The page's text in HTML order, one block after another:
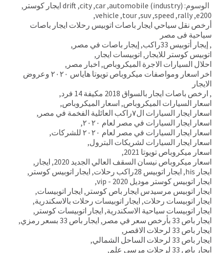
الوسوم: automobile (industry)
,
car
,
city
,drift ايجار كوستر
,
e200
,
rally
,
speed
,
suv
,
tour
,
vehicle
,
أرخص نقل سياحي ايجار باصات اتوبيس رحلات ايجار باصات
سياحية فى مصر
, إيجار أتوبيس 33راكب , إيجار باصات في مصر ,
اتوبيس كوستر للايجار , اتوبيسات ايجار ,
احلال السيارات الاجرة الميكروباص, اخبار مصر ,
اخر اسعار ومواصفات ميكروباص تويوتا هاياس ٢٠٢٠ وعروض
الايجار
, ارخص باصات ايجار بالسواق 2018 مكيفة 14 فرد
,
اسعار السيارات الميكروباص, اسعار الميكروباص,
اسعار ايجار السيارات ال٧راكب العائلية الفخمة في مصر
,
اسعار ايجار السيارات في مصر لعام ٢٠٢٠
,
اسعار ايجار السيارات في مصر لعام ٢٠٢٠ للشركات
,
اسعار ايجار السيارات لشريكات البترول,
اسعار ميكروباص تويوتا 2021
,
اسعار ميكروباص نيسان السقف العالي الجديد 2020
, ايجار ,
ايجار his
, ايجار اتوبيس 28راكب رحلات , ايجار اتوبيس كوستر ,
ايجار اتوبيس كوستر موديل 2020 - vip
,
ايجار اتوبيس مرسيدس ايجار باص كوستر , ايجار اتوبيسات,
ايجار اتوبيسات رحلات, ايجار اتوبيسات رحلات بالاسكندرية,
ايجار اتوبيسات سياحية الاسكندرية, ايجار اتوبيسات كوستر ,
ايجار باص 33 بأرخص سعر في مصر
, ايجار باص 33 بسعر رمزي
,
ايجار باص 33 لرحلات الاقصر
,
ايجار باص 33 لرحلات الساحل الشمالي
,
ايجار باص 33 لرحلات مرسي علم
,